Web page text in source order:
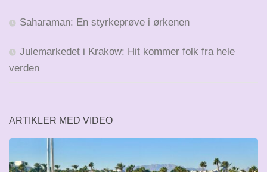
Saharaman: En styrkeprøve i ørkenen
Julemarkedet i Krakow: Hit kommer folk fra hele
verden
ARTIKLER MED VIDEO